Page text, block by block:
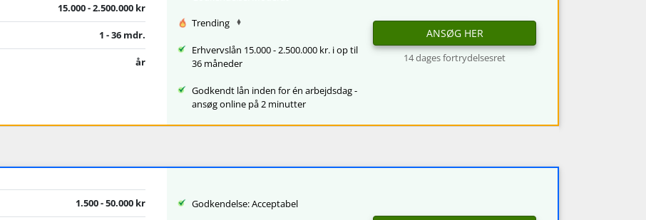
15.000 - 2.500.000 kr
1 - 36 mdr.
år
Trending
Erhvervslån 15.000 - 2.500.000 kr. i op til
36 måneder
Godkendt lån inden for én arbejdsdag -
ansøg online på 2 minutter
ANSØG HER
14 dages fortrydelsesret
1.500 - 50.000 kr Godkendelse: Acceptabel